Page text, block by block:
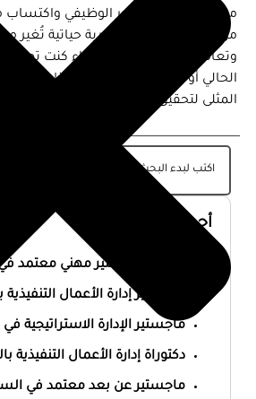
من يسعى إلى التطور الوظيفي واكتساب
من مجرد شهادة؛ إنه تجربة حياتية تُغير
وتعاملك مع التحديات. سواء كنت تطمح
المثلى لتحقيق أهدافك المهنية
أحدث المقالات
أفضل ماجستير مهني معتمد في
ماجستير إدارة الأعمال التنفيذية
ماجستير الإدارة الاستراتيجية في
دكتوراة إدارة الأعمال التنفيذية
ماجستير عن بعد معتمد في